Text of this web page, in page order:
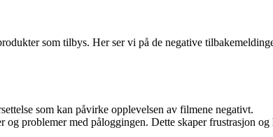
som tilbys. Her ser vi på de negative
som kan påvirke opplevelsen av filmene negativt.
problemer med påloggingen. Dette skaper frustrasjon